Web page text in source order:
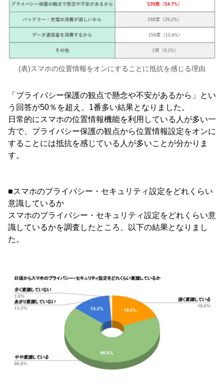
(表)スマホの位置情報をオンにすることに抵抗を感じる理由
「プライバシー保護の観点で懸念や不安があるから」とい
う回答が50％を超え、1番多い結果となりました。
日常的にスマホの位置情報機能を利用している人が多い一
方で、プライバシー保護の観点から位置情報設定をオンに
することには抵抗を感じている人が多いことが分かりま
す。
■スマホのプライバシー・セキュリティ設定をどれくらい
意識しているか
スマホのプライバシー・セキュリティ設定をどれくらい意
識しているかを調査したところ、以下の結果となりまし
た。